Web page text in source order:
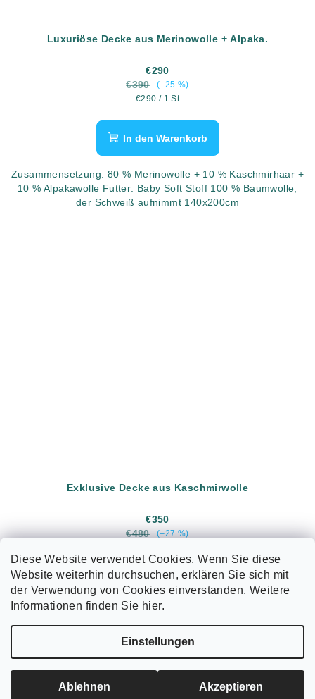
Diese Website verwendet Cookies. Wenn Sie diese
Website weiterhin durchsuchen, erklären Sie sich mit
der Verwendung von Cookies einverstanden. Weitere
Informationen finden Sie hier.
Einstellungen
Ablehnen Akzeptieren
Luxuriöse Decke aus Merinowolle + Alpaka.
€290
€390
(–25 %)
Verkaufspreis:
€290 / 1 St
In den Warenkorb
Zusammensetzung: 80 % Merinowolle + 10 % Kaschmirhaar +
10 % Alpakawolle Futter: Baby Soft Stoff 100 % Baumwolle,
der Schweiß aufnimmt 140x200cm
Exklusive Decke aus Kaschmirwolle
€350
€480
(–27 %)
In den Warenkorb
ß
Cookie-Einstellungen ändern